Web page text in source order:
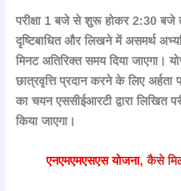
परीक्षा 1 बजे से शुरू होकर 2:30 बजे
दृष्टिबाधित और लिखने में असमर्थ
मिनट अतिरिक्त समय दिया जाएगा।
छात्रवृत्ति प्रदान करने के लिए अर्हता
का चयन एससीईआरटी द्वारा लिखित
किया जाएगा।
एनएमएमएसएस योजना, कैसे